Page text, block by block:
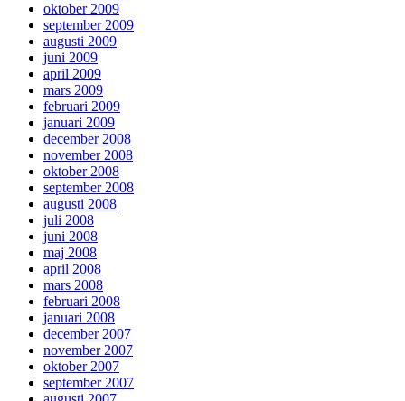
oktober 2009
september 2009
augusti 2009
juni 2009
april 2009
mars 2009
februari 2009
januari 2009
december 2008
november 2008
oktober 2008
september 2008
augusti 2008
juli 2008
juni 2008
maj 2008
april 2008
mars 2008
februari 2008
januari 2008
december 2007
november 2007
oktober 2007
september 2007